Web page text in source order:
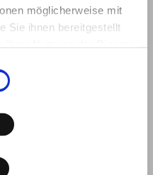
möglicherweise mit
Sie ihnen bereitgestellt
Datentracer kann per
an Prozessvariablen in
werden. Pfade und
werden. Die
kann über die PLC